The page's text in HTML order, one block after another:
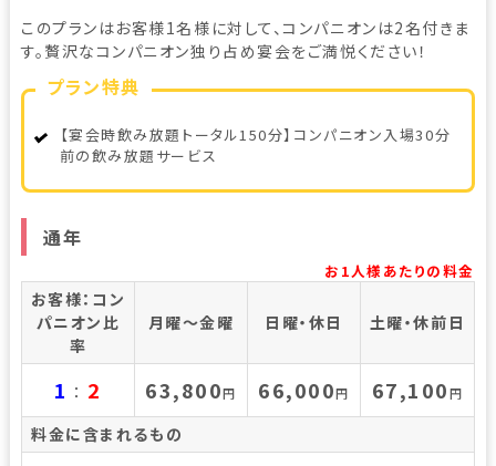
このプランはお客様1名様に対して、コンパニオンは2名付きま
す。贅沢なコンパニオン独り占め宴会をご満悦ください！
プラン特典
【宴会時飲み放題トータル150分】コンパニオン入場30分
前の飲み放題サービス
通年
お1人様あたりの料金
お客様：コン
パニオン比
率
月曜～金曜 日曜・休日 土曜・休前日
1 ： 2 63,800円 66,000円 67,100円
料金に含まれるもの